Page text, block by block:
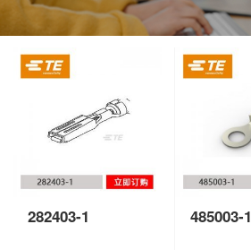
282403-1 485003-1